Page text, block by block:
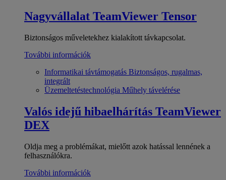
Nagyvállalat TeamViewer Tensor
Biztonságos műveletekhez kialakított távkapcsolat.
További információk
Informatikai távtámogatás Biztonságos, rugalmas,
integrált
Üzemeltetéstechnológia Műhely távelérése
Valós idejű hibaelhárítás TeamViewer
DEX
Oldja meg a problémákat, mielőtt azok hatással lennének a
felhasználókra.
További információk